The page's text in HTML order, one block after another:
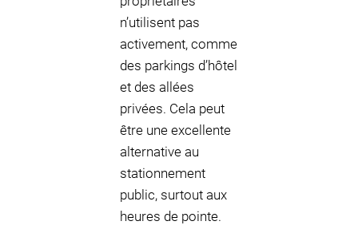
n’utilisent pas
activement, comme
des parkings d’hôtel
et des allées
privées. Cela peut
être une excellente
alternative au
stationnement
public, surtout aux
heures de pointe.